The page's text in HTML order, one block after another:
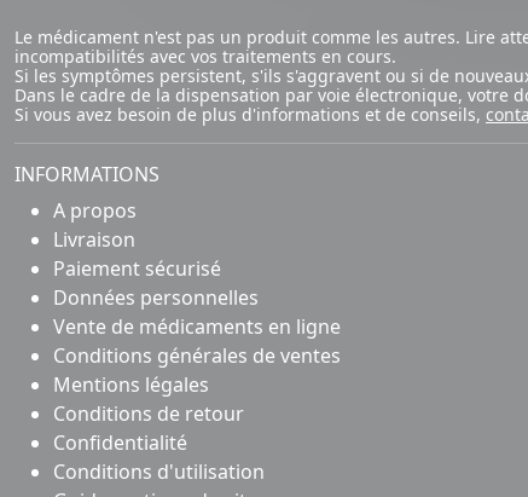
Le médicament n'est pas un produit comme les autres. Lire
incompatibilités avec vos traitements en cours.
Si les symptômes persistent, s'ils s'aggravent ou si de
Dans le cadre de la dispensation par voie électronique, votre
Si vous avez besoin de plus d'informations et de conseils,
INFORMATIONS
A propos
Livraison
Paiement sécurisé
Données personnelles
Vente de médicaments en ligne
Conditions générales de ventes
Mentions légales
Conditions de retour
Confidentialité
Conditions d'utilisation